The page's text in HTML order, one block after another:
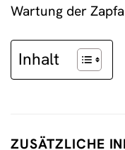
Wartung der
Inhalt
ZUSÄTZLICHE